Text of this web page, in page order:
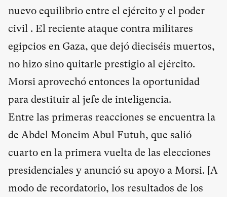
nuevo equilibrio entre el ejército y el poder
civil . El reciente ataque contra militares
egipcios en Gaza, que dejó dieciséis muertos,
no hizo sino quitarle prestigio al ejército.
Morsi aprovechó entonces la oportunidad
para destituir al jefe de inteligencia.
Entre las primeras reacciones se encuentra la
de Abdel Moneim Abul Futuh, que salió
cuarto en la primera vuelta de las elecciones
presidenciales y anunció su apoyo a Morsi. [A
modo de recordatorio, los resultados de los